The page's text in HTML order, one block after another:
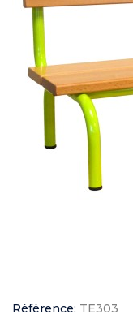
Référence: TE303